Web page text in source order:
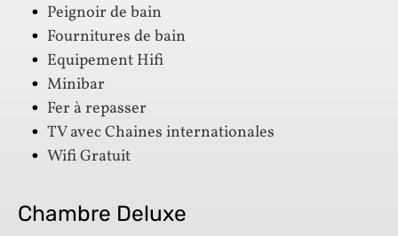
Peignoir de bain
Fournitures de bain
Equipement Hifi
Minibar
Fer à repasser
TV avec Chaines internationales
Wifi Gratuit
Chambre Deluxe